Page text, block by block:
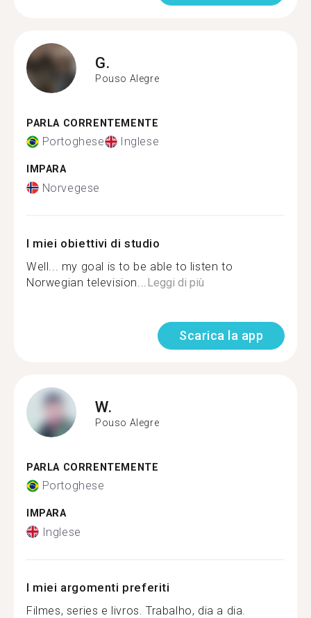
G.
Pouso Alegre
PARLA CORRENTEMENTE
Portoghese Inglese
IMPARA
Norvegese
I miei obiettivi di studio
Well... my goal is to be able to listen to
Norwegian television... Leggi di più
Scarica la app
W.
Pouso Alegre
PARLA CORRENTEMENTE
Portoghese
IMPARA
Inglese
I miei argomenti preferiti
Filmes, series e livros. Trabalho, dia a dia.